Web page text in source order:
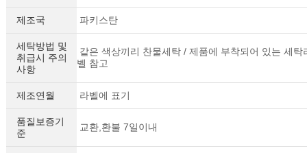
제조국 파키스탄
세탁방법 및
취급시 주의
사항
같은 색상끼리 찬물세탁 / 제품에 부착되어 있는 세탁
벨 참고
제조연월 라벨에 표기
품질보증기
준
교환,환불 7일이내